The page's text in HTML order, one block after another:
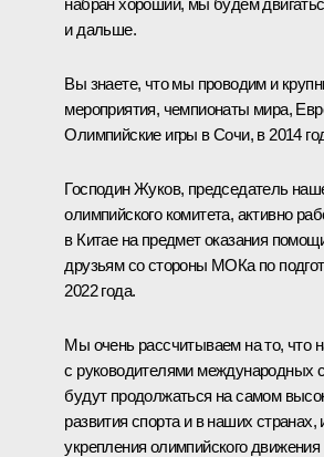
и дальше.
Вы знаете, что мы проводим и
мероприятия, чемпионаты мира,
Олимпийские игры в Сочи, в 2014
Господин Жуков, председатель
олимпийского комитета, активно
в Китае на предмет оказания
друзьям со стороны МОКа по
2022 года.
Мы очень рассчитываем на то, что
с руководителями международных
будут продолжаться на самом
развития спорта и в наших
укрепления олимпийского движения